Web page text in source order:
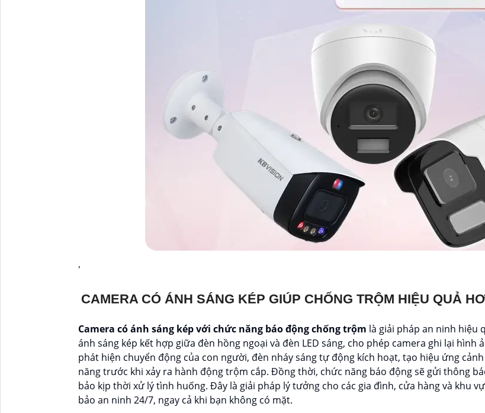
'
CAMERA CÓ ÁNH SÁNG KÉP GIÚP CHỐNG TRỘM HIỆU QUẢ
Camera có ánh sáng kép với chức năng báo động chống trộm là giải pháp an ninh hiệu
ánh sáng kép kết hợp giữa đèn hồng ngoại và đèn LED sáng, cho phép camera ghi lại
phát hiện chuyển động của con người, đèn nháy sáng tự động kích hoạt, tạo hiệu ứng
năng trước khi xảy ra hành động trộm cắp. Đồng thời, chức năng báo động sẽ gửi thông
bảo kịp thời xử lý tình huống. Đây là giải pháp lý tưởng cho các gia đình, cửa hàng và khu
bảo an ninh 24/7, ngay cả khi bạn không có mặt.